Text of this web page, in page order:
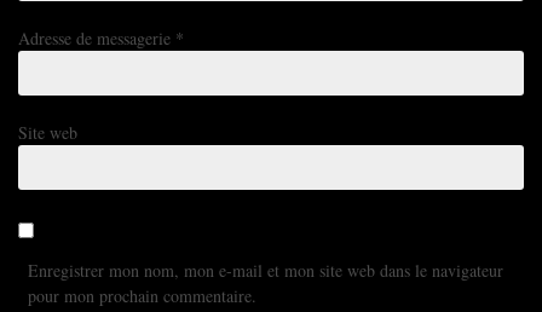
Adresse de messagerie *
Site web
Enregistrer mon nom, mon e-mail et mon site web dans le navigateur
pour mon prochain commentaire.